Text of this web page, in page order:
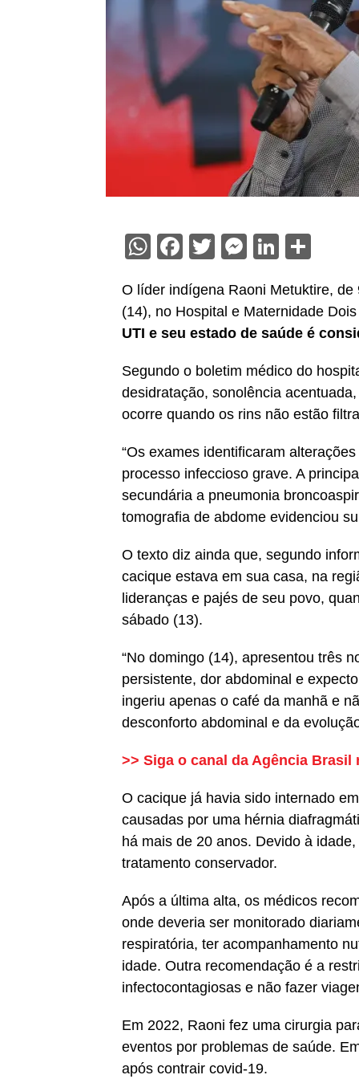
WhatsApp
Facebook
Twitter
O líder indígena Raoni Metuktire,
(14), no Hospital e Maternidade
UTI e seu estado de saúde é
Segundo o boletim médico do
desidratação, sonolência
ocorre quando os rins não estão
“Os exames identificaram
processo infeccioso grave. A
secundária a pneumonia
tomografia de abdome evidenciou
O texto diz ainda que, segundo
cacique estava em sua casa, na
lideranças e pajés de seu povo,
sábado (13).
“No domingo (14), apresentou três
persistente, dor abdominal e
ingeriu apenas o café da manhã e
desconforto abdominal e da
>> Siga o canal da Agência Brasil
O cacique já havia sido internado
causadas por uma hérnia
há mais de 20 anos. Devido à
tratamento conservador.
Após a última alta, os médicos
onde deveria ser monitorado
respiratória, ter acompanhamento
idade. Outra recomendação é a
infectocontagiosas e não fazer
Em 2022, Raoni fez uma cirurgia
eventos por problemas de saúde.
após contrair covid-19.